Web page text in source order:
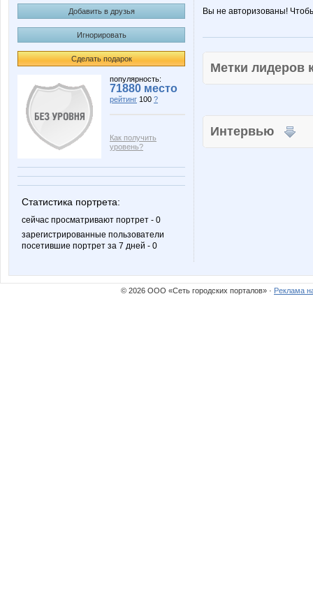
Добавить в друзья
Игнорировать
Сделать подарок
популярность:
71880 место
рейтинг 100 ?
Как получить
уровень?
Статистика портрета:
сейчас просматривают портрет - 0
зарегистрированные пользователи
посетившие портрет за 7 дней - 0
Вы не авторизованы!
Метки
Интервью
© 2026 ООО «Сеть городских порталов» · Реклама